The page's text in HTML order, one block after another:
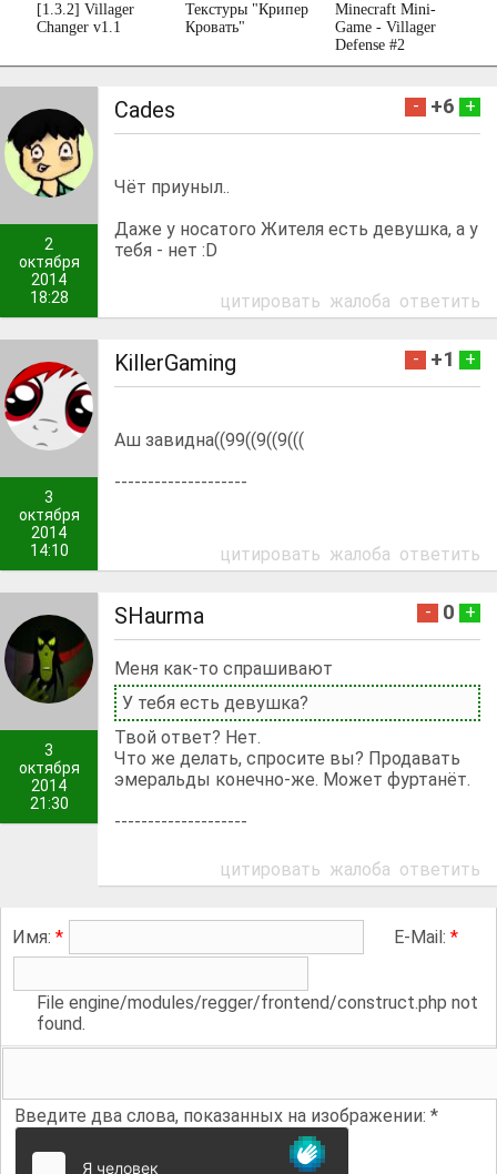
[1.3.2] Villager
Changer v1.1
Текстуры "Крипер
Кровать"
Minecraft Mini-
Game - Villager
Defense #2
2
октября
2014
18:28
Cades - +6 +
Чёт приуныл..
Даже у носатого Жителя есть девушка, а у
тебя - нет :D
цитировать жалоба ответить
3
октября
2014
14:10
KillerGaming - +1 +
Аш завидна((99((9((9(((
--------------------
цитировать жалоба ответить
3
октября
2014
21:30
SHaurma - 0 +
Меня как-то спрашивают
У тебя есть девушка?
Твой ответ? Нет.
Что же делать, спросите вы? Продавать
эмеральды конечно-же. Может фуртанёт.
--------------------
цитировать жалоба ответить
Имя: * E-Mail: *
File engine/modules/regger/frontend/construct.php not
found.
Введите два слова, показанных на изображении: *